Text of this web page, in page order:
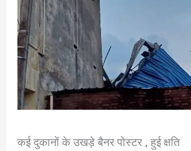
कई दुकानों के उखड़े बैनर पोस्टर , हुई क्षति